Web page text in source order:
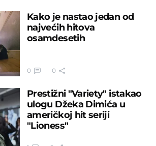
Kako je nastao jedan od
najvećih hitova
osamdesetih
0 0
Prestižni "Variety" istakao
ulogu Džeka Dimića u
američkoj hit seriji
"Lioness"